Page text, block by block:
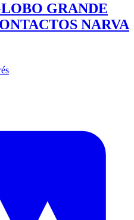
GRANDE
NARVA